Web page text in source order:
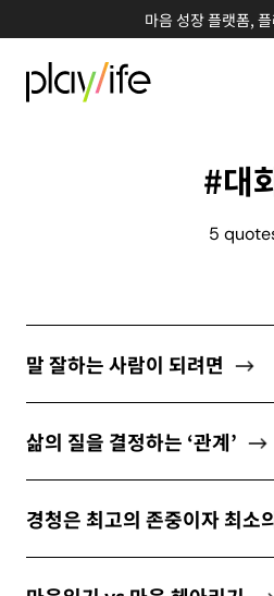
마음 성장 플랫폼,
#대
5
말 잘하는 사람이 되려면
삶의 질을 결정하는 ‘관계’
경청은 최고의 존중이자 최소